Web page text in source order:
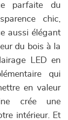
parfaite du
chic,
aussi élégant
du bois à la
LED en
qui
en valeur
crée une
intérieur. Et